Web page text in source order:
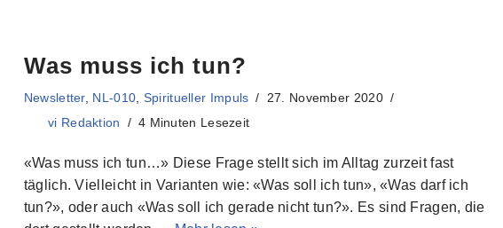
Was muss ich tun?
Newsletter, NL-010 Spiritueller Impuls
27. November 2020
vi Redaktion
4 Minuten Lesezeit
«Was muss ich tun…» Diese Frage stellt sich im Alltag zurzeit fast
täglich. Vielleicht in Varianten wie: «Was soll ich tun», «Was darf ich
tun?», oder auch «Was soll ich gerade nicht tun?». Es sind Fragen, die